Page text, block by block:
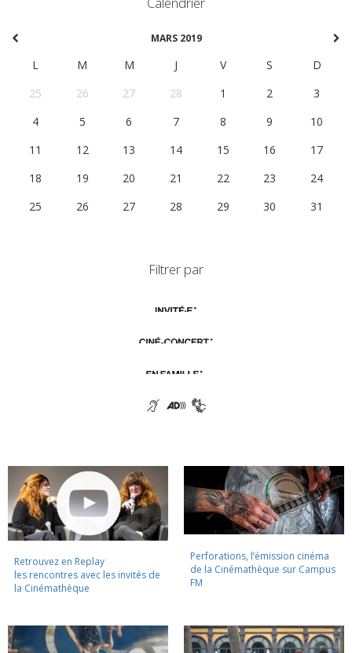
MARS 2019
L M M J V S
D
25
26 27 28 1 2
3
4
5 6 7 8 9
10
11
12 13 14 15 16
17
18
19 20 21 22 23
24
25
26 27 28 29 30 31
Filtrer par
Retrouvez en Replay
les rencontres avec les invités de
la Cinémathèque
Perforations, l’émission cinéma
de la Cinémathèque sur Campus
FM